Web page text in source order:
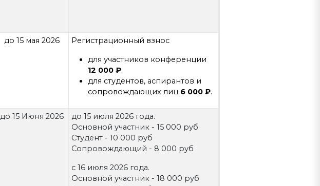
до 15 мая 2026 Регистрационный взнос
для участников конференции
12 000 ₽;
для студентов, аспирантов и
сопровождающих лиц 6 000 ₽.
до 15 Июня 2026
до 15 июля 2026 года.
Основной участник - 15 000 руб
Студент - 10 000 руб
Сопровождающий - 8 000 руб
с 16 июля 2026 года.
Основной участник - 18 000 руб